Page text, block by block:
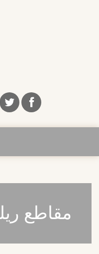
مقاطع